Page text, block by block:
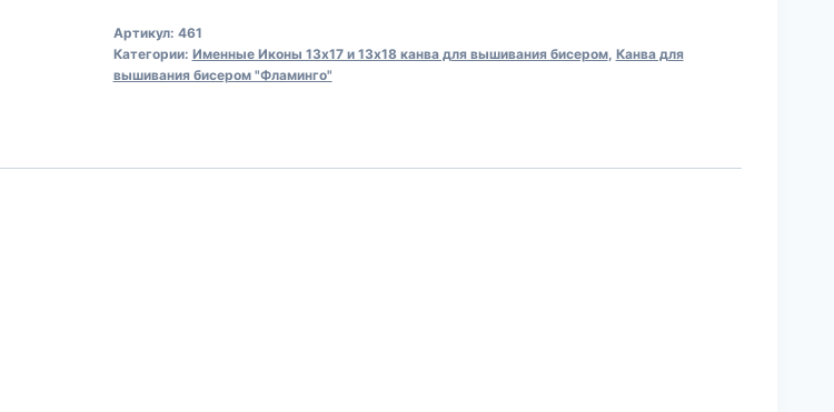
для
вышивания
Св.
Артикул: 461
Категории: Именные Иконы 13х17 и 13х18 канва для вышивания бисером, Канва для
вышивания бисером "Фламинго"